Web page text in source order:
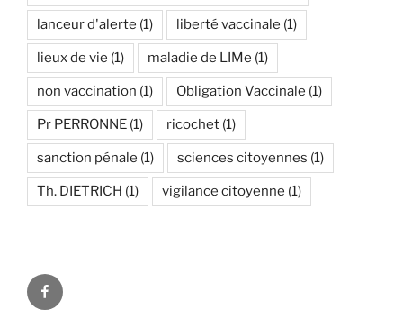
lanceur d'alerte (1) liberté vaccinale (1)
lieux de vie (1) maladie de LIMe (1)
non vaccination (1) Obligation Vaccinale (1)
Pr PERRONNE (1) ricochet (1)
sanction pénale (1) sciences citoyennes (1)
Th. DIETRICH (1) vigilance citoyenne (1)
Facebook